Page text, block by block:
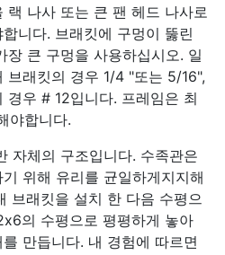
랙 나사 또는 큰 팬 헤드 나사로
니다. 브래킷에 구멍이 뚫린
장 큰 구멍을 사용하십시오. 일
브래킷의 경우 1/4 "또는 5/16",
경우 # 12입니다. 프레임은 최
야합니다.
자체의 구조입니다. 수족관은
위해 유리를 균일하게지지해
브래킷을 설치 한 다음 수평으
의 수평으로 평평하게 놓아
만듭니다. 내 경험에 따르면